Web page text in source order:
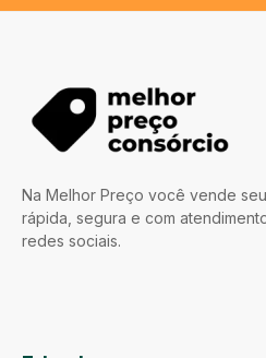
Na Melhor Preço você vende
rápida, segura e com
redes sociais.